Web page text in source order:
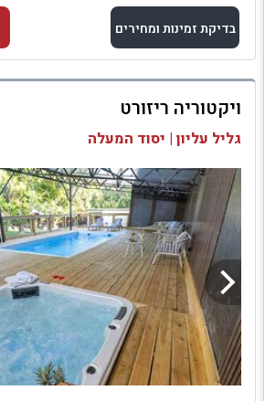
בדיקת זמינות ומחירים
למתחם זה
בדיקת זמינות ומחירים
ויקטוריה ריזורט
גליל עליון | יסוד המעלה